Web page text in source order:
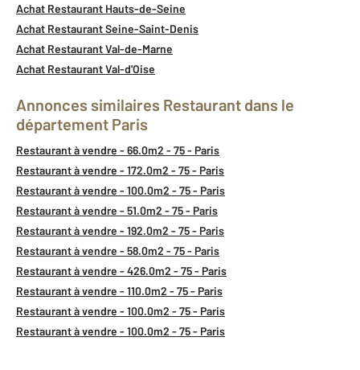
Achat Restaurant Hauts-de-Seine
Achat Restaurant Seine-Saint-Denis
Achat Restaurant Val-de-Marne
Achat Restaurant Val-d'Oise
Annonces similaires Restaurant dans le
département Paris
Restaurant à vendre - 66.0m2 - 75 - Paris
Restaurant à vendre - 172.0m2 - 75 - Paris
Restaurant à vendre - 100.0m2 - 75 - Paris
Restaurant à vendre - 51.0m2 - 75 - Paris
Restaurant à vendre - 192.0m2 - 75 - Paris
Restaurant à vendre - 58.0m2 - 75 - Paris
Restaurant à vendre - 426.0m2 - 75 - Paris
Restaurant à vendre - 110.0m2 - 75 - Paris
Restaurant à vendre - 100.0m2 - 75 - Paris
Restaurant à vendre - 100.0m2 - 75 - Paris